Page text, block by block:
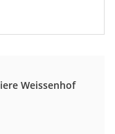
Weissenhof